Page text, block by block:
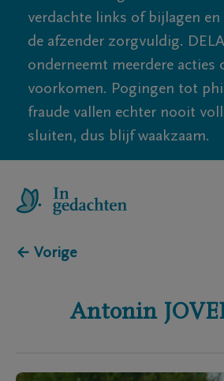
verdachte links of bijlagen
de afzender zorgvuldig. DELA
onderneemt meerdere acties
voorkomen. Pogingen tot
fraude vallen echter nooit
sluiten, dus blijf waakzaam.
← Vorige
Antonin